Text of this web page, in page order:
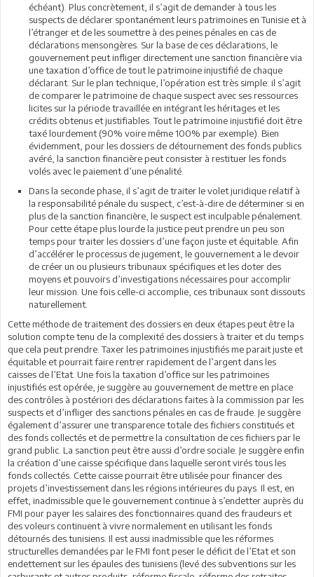
échéant). Plus concrètement, il s’agit de demander à tous les
suspects de déclarer spontanément leurs patrimoines en Tunisie et à
l’étranger et de les soumettre à des peines pénales en cas de
déclarations mensongères. Sur la base de ces déclarations, le
gouvernement peut infliger directement une sanction financière via
une taxation d’office de tout le patrimoine injustifié de chaque
déclarant. Sur le plan technique, l’opération est très simple: il s’agit
de comparer le patrimoine de chaque suspect avec ses ressources
licites sur la période travaillée en intégrant les héritages et les
crédits obtenus et justifiables. Tout le patrimoine injustifié doit être
taxé lourdement (90% voire même 100% par exemple). Bien
évidemment, pour les dossiers de détournement des fonds publics
avéré, la sanction financière peut consister à restituer les fonds
volés avec le paiement d’une pénalité.
Dans la seconde phase, il s’agit de traiter le volet juridique relatif à
la responsabilité pénale du suspect, c’est-à-dire de déterminer si en
plus de la sanction financière, le suspect est inculpable pénalement.
Pour cette étape plus lourde la justice peut prendre un peu son
temps pour traiter les dossiers d’une façon juste et équitable. Afin
d’accélérer le processus de jugement, le gouvernement a le devoir
de créer un ou plusieurs tribunaux spécifiques et les doter des
moyens et pouvoirs d’investigations nécessaires pour accomplir
leur mission. Une fois celle-ci accomplie, ces tribunaux sont dissouts
naturellement.
Cette méthode de traitement des dossiers en deux étapes peut être la
solution compte tenu de la complexité des dossiers à traiter et du temps
que cela peut prendre. Taxer les patrimoines injustifiés me parait juste et
équitable et pourrait faire rentrer rapidement de l’argent dans les
caisses de l’Etat. Une fois la taxation d’office sur les patrimoines
injustifiés est opérée, je suggère au gouvernement de mettre en place
des contrôles à postériori des déclarations faites à la commission par les
suspects et d’infliger des sanctions pénales en cas de fraude. Je suggère
également d’assurer une transparence totale des fichiers constitués et
des fonds collectés et de permettre la consultation de ces fichiers par le
grand public. La sanction peut être aussi d’ordre sociale. Je suggère enfin
la création d’une caisse spécifique dans laquelle seront virés tous les
fonds collectés. Cette caisse pourrait être utilisée pour financer des
projets d’investissement dans les régions intérieures du pays. Il est, en
effet, inadmissible que le gouvernement continue à s’endetter auprès du
FMI pour payer les salaires des fonctionnaires quand des fraudeurs et
des voleurs continuent à vivre normalement en utilisant les fonds
détournés des tunisiens. Il est aussi inadmissible que les réformes
structurelles demandées par le FMI font peser le déficit de l’Etat et son
endettement sur les épaules des tunisiens (levé des subventions sur les